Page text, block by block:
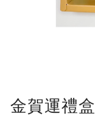
金賀運禮盒